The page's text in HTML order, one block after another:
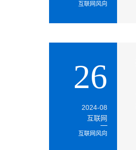
互联网风向
26
2024-08
互联网
互联网风向